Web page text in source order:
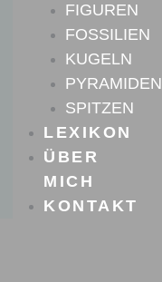
FIGUREN
FOSSILIEN
KUGELN
PYRAMIDEN
SPITZEN
LEXIKON
ÜBER
MICH
KONTAKT